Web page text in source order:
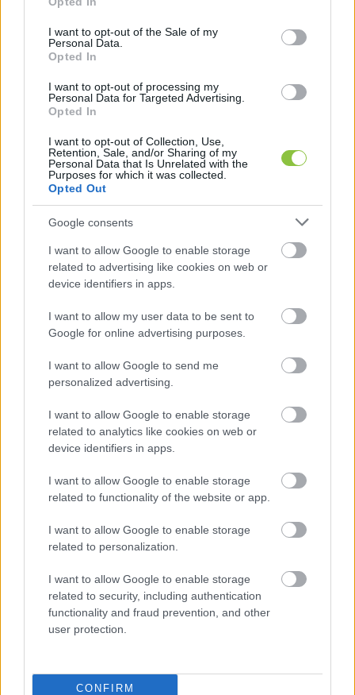
use your data for below specified purposes in below Google
consent section.
I want to opt-out of the Sale of my
Personal Data.
Opted In
I want to opt-out of processing my
Personal Data for Targeted Advertising.
Opted In
I want to opt-out of Collection, Use,
Retention, Sale, and/or Sharing of my
Personal Data that Is Unrelated with the
Purposes for which it was collected.
Opted Out
Google consents
I want to allow Google to enable storage
related to advertising like cookies on web or
device identifiers in apps.
I want to allow my user data to be sent to
Google for online advertising purposes.
I want to allow Google to send me
personalized advertising.
I want to allow Google to enable storage
related to analytics like cookies on web or
device identifiers in apps.
I want to allow Google to enable storage
related to functionality of the website or app.
I want to allow Google to enable storage
related to personalization.
I want to allow Google to enable storage
related to security, including authentication
functionality and fraud prevention, and other
user protection.
CONFIRM
Utat mutat (olvasói vélemény)
Véleményem szerint véglegesen meg kell cáfolnunk a NER
egyik alaptételét, miszerint a közpénz elvesztette közpénz
jellegét (Kósa Lajos 2016.03.01). Ez az
2026. 04. 23.
KecsUPéntek – Tényleg utcahosszal
A KecsUPéntek (a KecsUP Hírek véleménypodcastje)
legújabb adásában az egyre közelgő választás dominált:
beszélgettünk a kecskeméti aláírásgyűjtésről és a
Balla Szilárd